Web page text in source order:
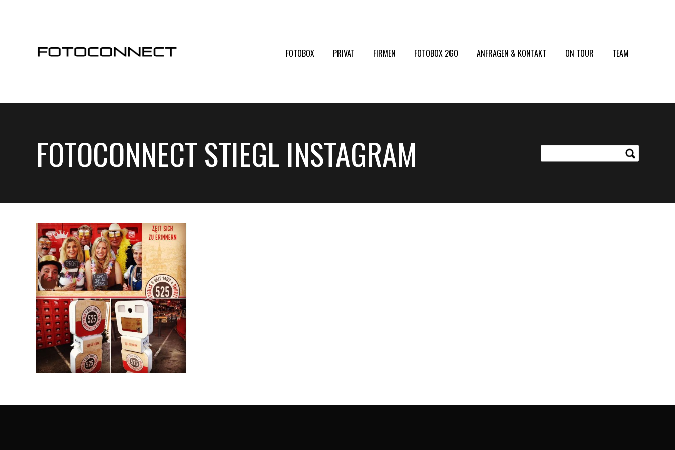
FOTOBOX PRIVAT FIRMEN FOTOBOX 2GO ANFRAGEN & KONTAKT ON TOUR TEAM
FOTOCONNECT STIEGL INSTAGRAM